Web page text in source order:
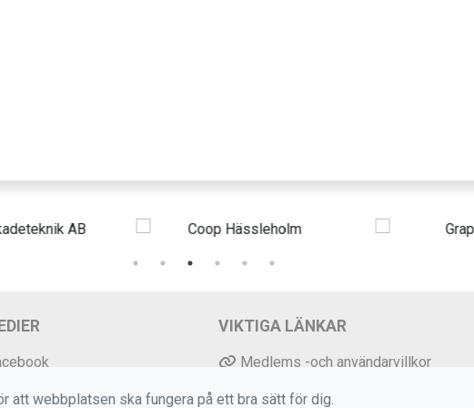
VIKTIGA LÄNKAR
Medlems -och användarvillkor
Bokningsvillkor
att webbplatsen ska fungera på ett bra sätt för dig.